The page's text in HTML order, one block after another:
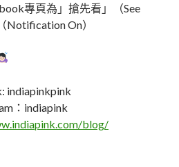
專頁為」搶先看」（See
On）
indiapinkpink
：indiapink
blog/